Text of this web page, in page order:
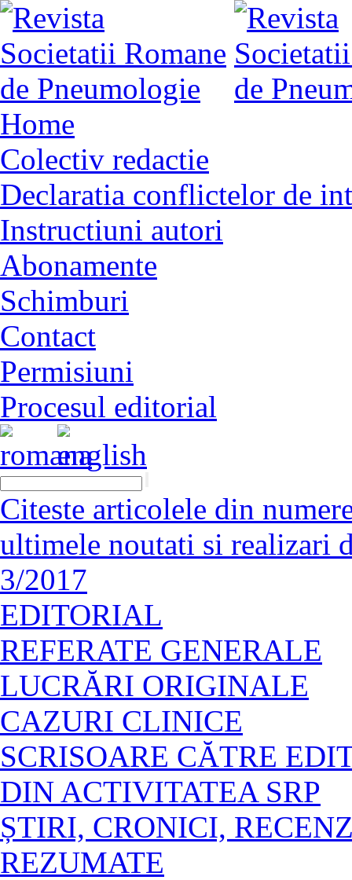
Home
Colectiv redactie
Declaratia conflictelor de
Instructiuni autori
Abonamente
Schimburi
Contact
Permisiuni
Procesul editorial
Citeste articolele din
ultimele noutati si realizari
3/2017
EDITORIAL
REFERATE GENERALE
LUCRĂRI ORIGINALE
CAZURI CLINICE
SCRISOARE CĂTRE
DIN ACTIVITATEA SRP
ȘTIRI, CRONICI,
REZUMATE